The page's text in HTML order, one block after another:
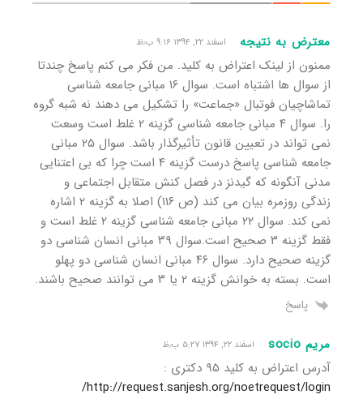
معترض به نتیجه اسفند ۲۲, ۱۳۹۴ ۹:۱۶ ب٫ظ
ممنون از لینک اعتراض به کلید. من فکر می کنم پاسخ چندتا
از سوال ها اشتباه است. سوال ۱۶ مبانی جامعه شناسی
تماشاچیان فوتبال «جماعت» را تشکیل می دهند نه شبه گروه
را. سوال ۴ مبانی جامعه شناسی گزینه ۲ غلط است وسعت
نمی تواند در تعیین قانون تأثیرگذار باشد. سوال ۲۵ مبانی
جامعه شناسی پاسخ درست گزینه ۴ است چرا که بی اعتنایی
مدنی آنگونه که گیدنز در فصل کنش متقابل اجتماعی و
زندگی روزمره بیان می کند (ص ۱۱۶) اصلا به گزینه ۲ اشاره
نمی کند. سوال ۲۲ مبانی جامعه شناسی گزینه ۲ غلط است و
فقط گزینه ۳ صحیح است.سوال ۳۹ مبانی انسان شناسی دو
گزینه صحیح دارد. سوال ۴۶ مبانی انسان شناسی دو پهلو
است. بسته به خوانش گزینه ۲ یا ۳ می توانند صحیح باشند.
پاسخ
مریم socio اسفند ۲۲, ۱۳۹۴ ۵:۲۷ ب٫ظ
آدرس اعتراض به کلید ۹۵ دکتری :
http://request.sanjesh.org/noetrequest/login/